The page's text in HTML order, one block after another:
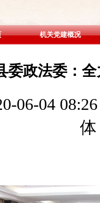
机关党建概况
委政法委：
06-04